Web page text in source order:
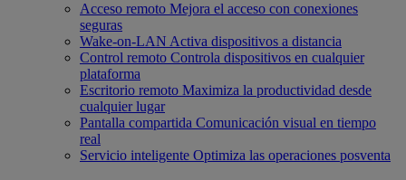
Acceso remoto Mejora el acceso con conexiones
seguras
Wake-on-LAN Activa dispositivos a distancia
Control remoto Controla dispositivos en cualquier
plataforma
Escritorio remoto Maximiza la productividad desde
cualquier lugar
Pantalla compartida Comunicación visual en tiempo
real
Servicio inteligente Optimiza las operaciones posventa